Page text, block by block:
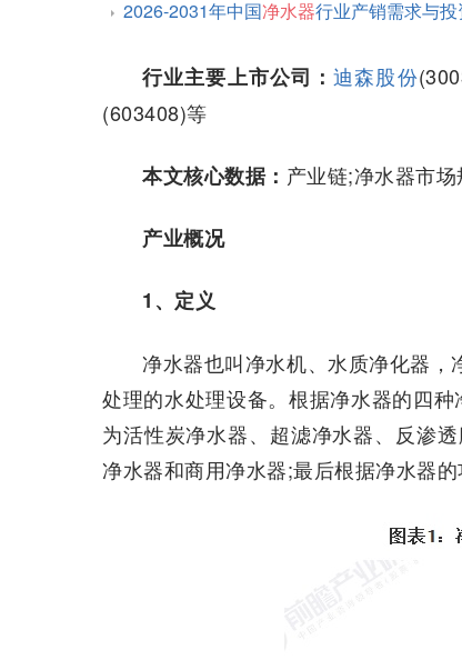
2026-2031年中国净水器行业产销需求与
行业主要上市公司：迪森股份
(603408)等
本文核心数据： 产业链;净水器市场
产业概况
1、定义
净水器也叫净水机、水质净化器
处理的水处理设备。根据净水器的四
为活性炭净水器、超滤净水器、反渗
净水器和商用净水器;最后根据净水器